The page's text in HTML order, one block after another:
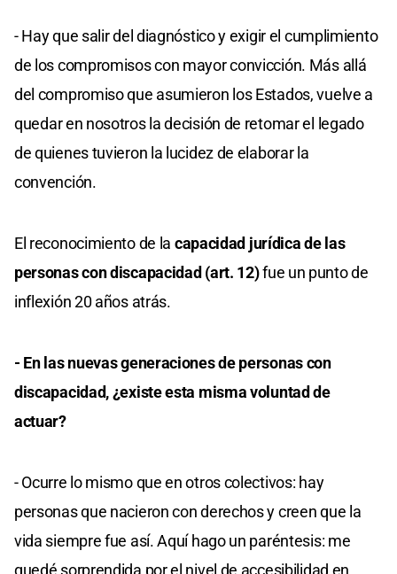
- Hay que salir del diagnóstico y exigir el cumplimiento
de los compromisos con mayor convicción. Más allá
del compromiso que asumieron los Estados, vuelve a
quedar en nosotros la decisión de retomar el legado
de quienes tuvieron la lucidez de elaborar la
convención.
El reconocimiento de la capacidad jurídica de las
personas con discapacidad (art. 12)fue un punto de
inflexión 20 años atrás.
- En las nuevas generaciones de personas con
discapacidad, ¿existe esta misma voluntad de
actuar?
- Ocurre lo mismo que en otros colectivos: hay
personas que nacieron con derechos y creen que la
vida siempre fue así. Aquí hago un paréntesis: me